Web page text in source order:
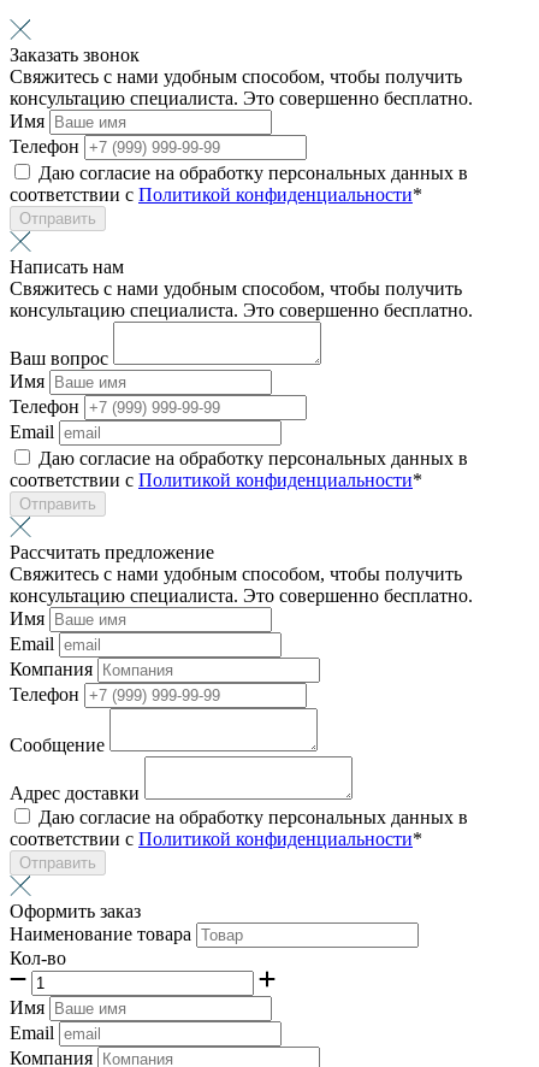
Заказать звонок
Свяжитесь с нами удобным способом, чтобы получить
консультацию специалиста. Это совершенно бесплатно.
Имя
Телефон
Даю согласие на обработку персональных данных в
соответствии с Политикой конфиденциальности*
Отправить
Написать нам
Свяжитесь с нами удобным способом, чтобы получить
консультацию специалиста. Это совершенно бесплатно.
Ваш вопрос
Имя
Телефон
Email
Даю согласие на обработку персональных данных в
соответствии с Политикой конфиденциальности*
Отправить
Рассчитать предложение
Свяжитесь с нами удобным способом, чтобы получить
консультацию специалиста. Это совершенно бесплатно.
Имя
Email
Компания
Телефон
Сообщение
Адрес доставки
Даю согласие на обработку персональных данных в
соответствии с Политикой конфиденциальности*
Отправить
Оформить заказ
Наименование товара
Кол-во
Имя
Email
Компания